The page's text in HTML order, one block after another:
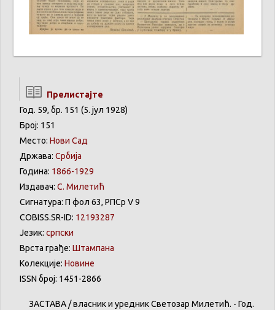
Прелистајте
Год. 59, бр. 151 (5. јул 1928)
Број: 151
Место: Нови Сад
Држава: Србија
Година: 1866-1929
Издавач: С. Милетић
Сигнатура: П фол 63, РПСр V 9
COBISS.SR-ID: 12193287
Језик: српски
Врста грађе: Штампана
Колекције: Новине
ISSN број: 1451-2866
ЗАСТАВА /власники уредникСветозар Милетић. - Год.